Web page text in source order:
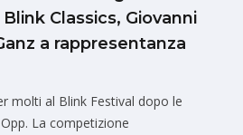
Classics, Giovanni
a rappresentanza
molti al Blink Festival dopo le
La competizione